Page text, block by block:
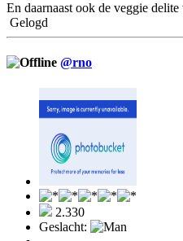
En daarnaast ook de veggie
Gelogd
@rno
2.330
Geslacht: